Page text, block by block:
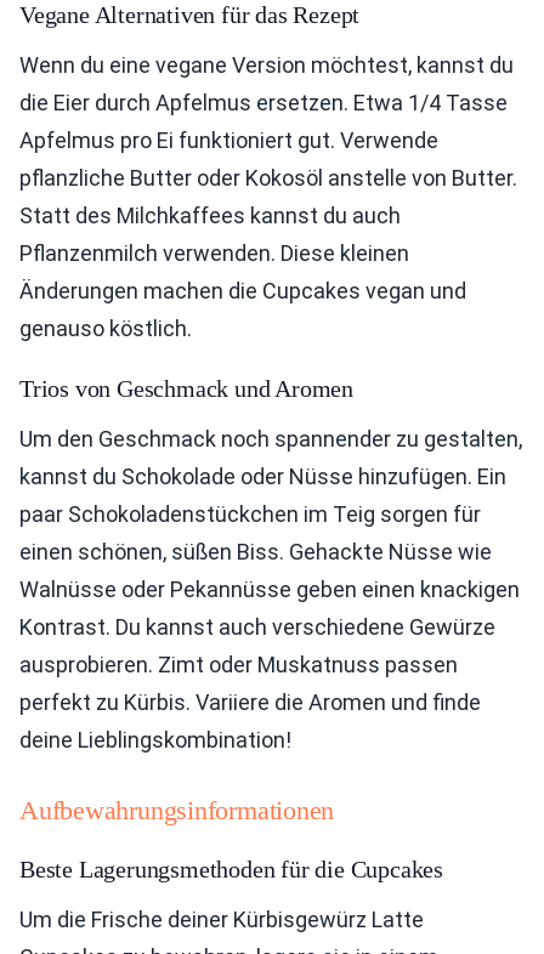
Vegane Alternativen für das Rezept
Wenn du eine vegane Version möchtest, kannst du
die Eier durch Apfelmus ersetzen. Etwa 1/4 Tasse
Apfelmus pro Ei funktioniert gut. Verwende
pflanzliche Butter oder Kokosöl anstelle von Butter.
Statt des Milchkaffees kannst du auch
Pflanzenmilch verwenden. Diese kleinen
Änderungen machen die Cupcakes vegan und
genauso köstlich.
Trios von Geschmack und Aromen
Um den Geschmack noch spannender zu gestalten,
kannst du Schokolade oder Nüsse hinzufügen. Ein
paar Schokoladenstückchen im Teig sorgen für
einen schönen, süßen Biss. Gehackte Nüsse wie
Walnüsse oder Pekannüsse geben einen knackigen
Kontrast. Du kannst auch verschiedene Gewürze
ausprobieren. Zimt oder Muskatnuss passen
perfekt zu Kürbis. Variiere die Aromen und finde
deine Lieblingskombination!
Aufbewahrungsinformationen
Beste Lagerungsmethoden für die Cupcakes
Um die Frische deiner Kürbisgewürz Latte